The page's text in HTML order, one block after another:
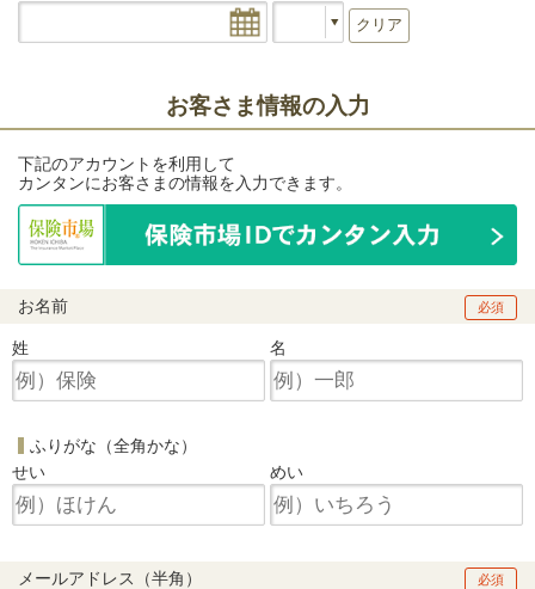
クリア
お客さま情報の入力
下記のアカウントを利用して
カンタンにお客さまの情報を入力できます。
お名前 必須
姓 名
ふりがな（全角かな）
せい
めい
メールアドレス（半角） 必須